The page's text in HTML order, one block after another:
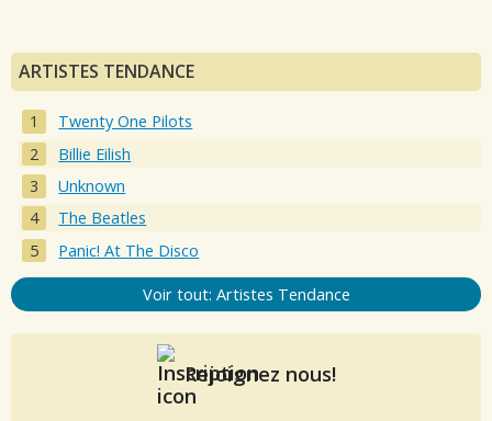
ARTISTES TENDANCE
Twenty One Pilots
Billie Eilish
Unknown
The Beatles
Panic! At The Disco
Voir tout: Artistes Tendance
Rejoignez nous!